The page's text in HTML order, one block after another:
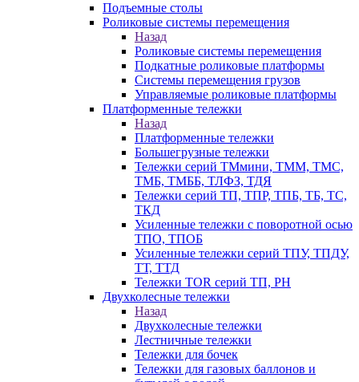
Подъемные столы
Роликовые системы перемещения
Назад
Роликовые системы перемещения
Подкатные роликовые платформы
Системы перемещения грузов
Управляемые роликовые платформы
Платформенные тележки
Назад
Платформенные тележки
Большегрузные тележки
Тележки серий ТМмини, ТММ, ТМС,
ТМБ, ТМББ, ТЛФЗ, ТДЯ
Тележки серий ТП, ТПР, ТПБ, ТБ, ТС,
ТКД
Усиленные тележки с поворотной осью
ТПО, ТПОБ
Усиленные тележки серий ТПУ, ТПДУ,
ТТ, ТТД
Тележки TOR серий ТП, PH
Двухколесные тележки
Назад
Двухколесные тележки
Лестничные тележки
Тележки для бочек
Тележки для газовых баллонов и